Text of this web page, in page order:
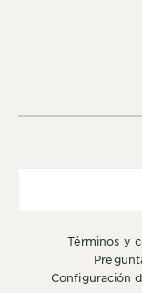
términos y
configuración